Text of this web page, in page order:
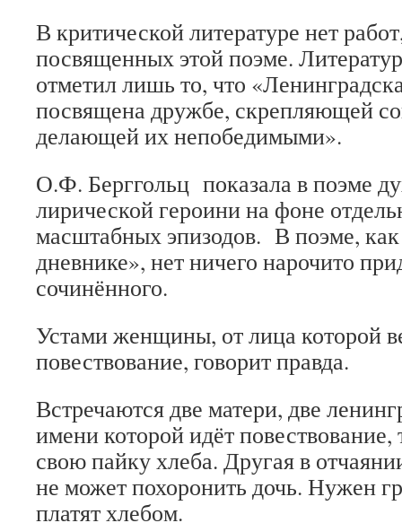
В критической литературе нет
посвященных этой поэме.
отметил лишь то, что
посвящена дружбе, скрепляющей
делающей их непобедимыми».
О.Ф. Берггольц показала в поэме
лирической героини на фоне
масштабных эпизодов. В поэме,
дневнике», нет ничего нарочито
сочинённого.
Устами женщины, от лица которой
повествование, говорит правда.
Встречаются две матери, две
имени которой идёт
свою пайку хлеба. Другая в
не может похоронить дочь. Нужен
платят хлебом.